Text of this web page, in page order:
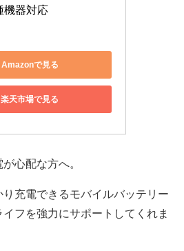
機器対応
Amazonで見る
楽天市場で見る
心配な方へ。
充電できるモバイルバッテリー
フを強力にサポートしてくれま